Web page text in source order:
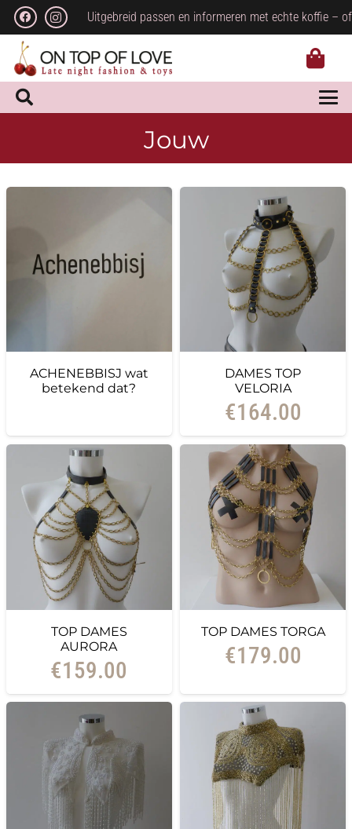
Uitgebreid passen en informeren met echte koffie –
Jouw
ACHENEBBISJ wat
betekend dat?
DAMES TOP
VELORIA
€164.00
TOP DAMES
AURORA
€159.00
TOP DAMES TORGA
€179.00